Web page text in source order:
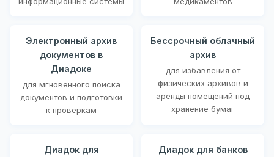
Электронный архив
документов в
Диадоке
для мгновенного поиска
документов и подготовки
к проверкам
Бессрочный облачный
архив
для избавления от
физических архивов и
аренды помещений под
хранение бумаг
Диадок для
Диадок для банков